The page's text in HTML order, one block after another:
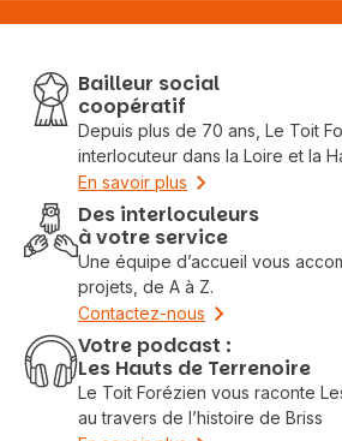
Bailleur social
coopératif
Depuis plus de 70 ans, Le Toit
interlocuteur dans la Loire et la
En savoir plus
Des interloculeurs
à votre service
Une équipe d’accueil vous
projets, de A à Z.
Contactez-nous
Votre podcast :
Les Hauts de Terrenoire
Le Toit Forézien vous raconte
au travers de l’histoire de Briss